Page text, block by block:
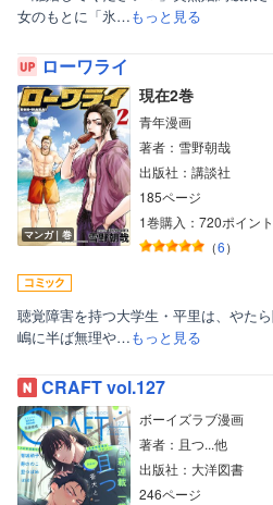
女のもとに「氷…もっと見る
ローワライ
マンガ｜巻
現在2巻
青年漫画
著者：雪野朝哉
出版社：講談社
185ページ
1巻購入：720ポイント
（6）
聴覚障害を持つ大学生・平里は、やた
嶋に半ば無理や…もっと見る
CRAFT vol.127
ボーイズラブ漫画
著者：且つ...他
出版社：大洋図書
246ページ